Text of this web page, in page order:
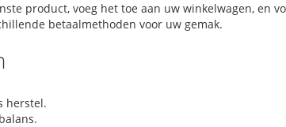
product, voeg het toe aan uw winkelwagen, en
betaalmethoden voor uw gemak.
herstel.